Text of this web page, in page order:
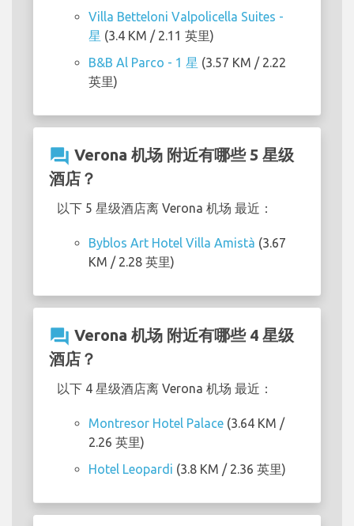
Villa Betteloni Valpolicella Suites -
星 (3.4 KM / 2.11 英里)
B&B Al Parco - 1 星 (3.57 KM / 2.22
英里)
question_answer Verona 机场 附近有哪些 5 星级
酒店？
以下 5 星级酒店离 Verona 机场 最近：
Byblos Art Hotel Villa Amistà (3.67
KM / 2.28 英里)
question_answer Verona 机场 附近有哪些 4 星级
酒店？
以下 4 星级酒店离 Verona 机场 最近：
Montresor Hotel Palace (3.64 KM /
2.26 英里)
Hotel Leopardi (3.8 KM / 2.36 英里)